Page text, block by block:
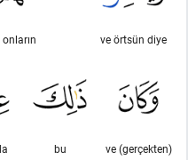
ve örtsün diye
onların
ve (gerçekten)
bu